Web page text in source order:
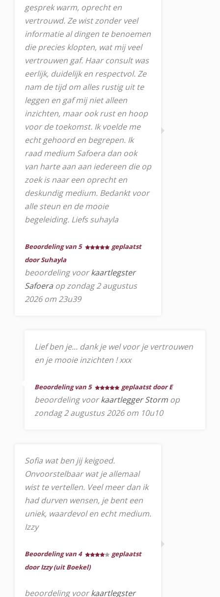
gesprek warm, oprecht en
vertrouwd. Ze wist zonder veel
informatie al dingen te benoemen
die precies klopten, wat mij veel
vertrouwen gaf. Haar consult was
eerlijk, duidelijk en respectvol. Ze
nam de tijd om alles rustig uit te
leggen en gaf mij niet alleen
inzichten, maar ook rust en hoop
voor de toekomst. Ik voelde me
echt gehoord en begrepen. Ik
raad medium Safoera dan ook
van harte aan aan iedereen die op
zoek is naar een oprecht en
deskundig medium. Bedankt voor
alle steun en de mooie
begeleiding. Liefs suhayla
Beoordeling van 5
geplaatst
door Suhayla
beoordeling voorkaartlegster
Safoera op zondag 2 augustus
2026 om 23u39
Lief ben je... dank je wel voor je vertrouwen
en je mooie inzichten ! xxx
Beoordeling van 5 geplaatst door E
beoordeling voorkaartlegger Storm op
zondag 2 augustus 2026 om 10u10
Sofia wat ben jij keigoed.
Onvoorstelbaar wat je allemaal
wist te vertellen. Veel meer dan ik
had durven wensen, je bent een
uniek, waardevol en echt medium.
Izzy
Beoordeling van 4
geplaatst
door Izzy (uit Boekel)
beoordeling voorkaartlegster